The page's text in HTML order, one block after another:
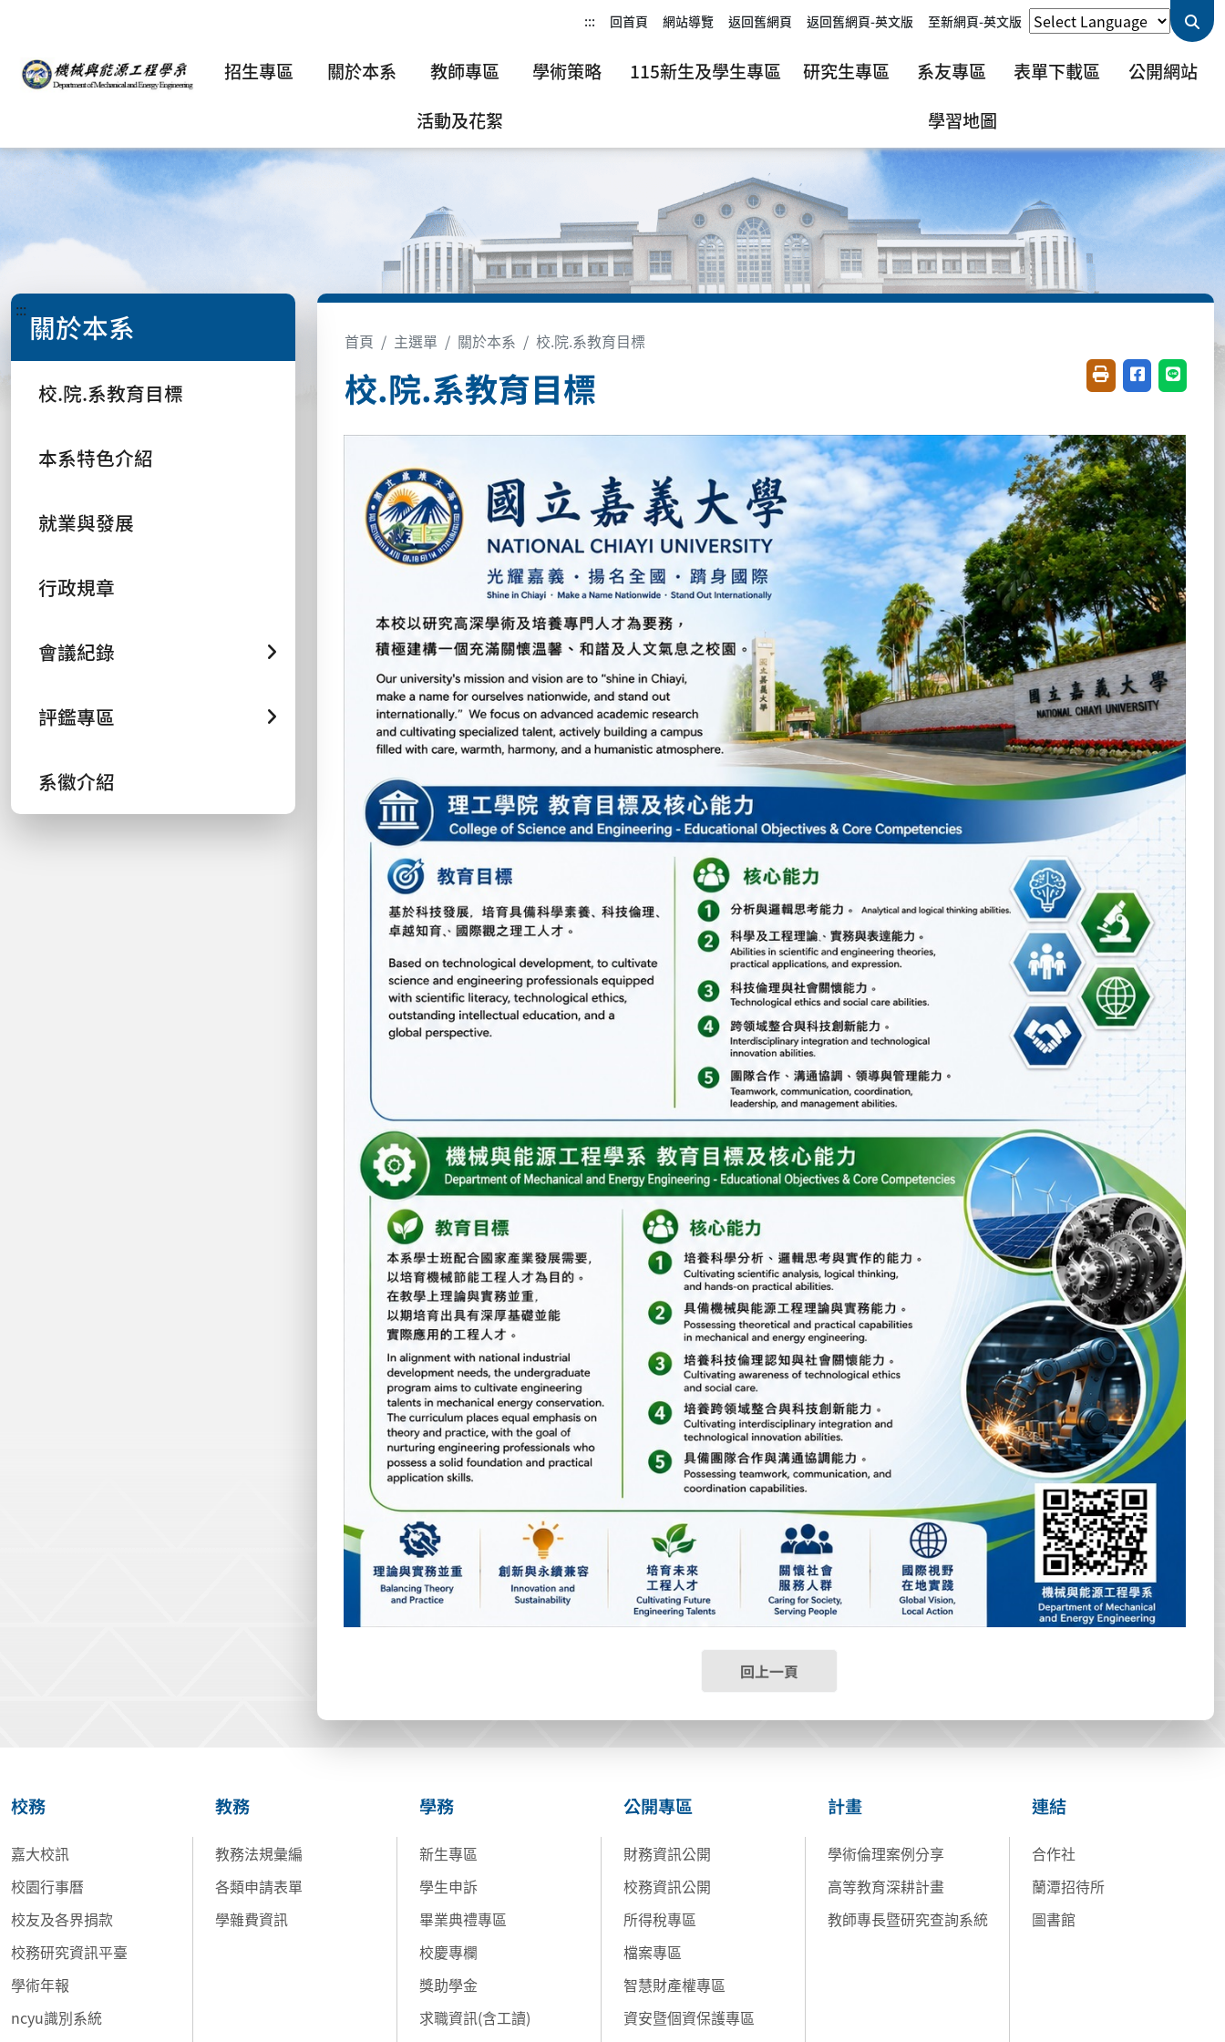
::: 回首頁 網站導覽 返回舊網頁 返回舊網頁-英文版 至新網頁-英文版
招生專區 關於本系 教師專區 學術策略 115新生及學生專區 研究生專區 系友專區 表單下載區
公開網站
活動及花絮
學習地圖
::: 關於本系
校.院.系教育目標
本系特色介紹
就業與發展
行政規章
會議紀錄
評鑑專區
系徽介紹
首頁 主選單 關於本系 校.院.系教育目標
校.院.系教育目標 友善列印(開新視窗)
分享至臉書(
分享至
回上一頁
校務
嘉大校訊
校園行事曆
校友及各界捐款
校務研究資訊平臺
學術年報
ncyu識別系統
教務
教務法規彙編
各類申請表單
學雜費資訊
學務
新生專區
學生申訴
畢業典禮專區
校慶專欄
獎助學金
求職資訊(含工讀)
公開專區
財務資訊公開
校務資訊公開
所得稅專區
檔案專區
智慧財產權專區
資安暨個資保護專區
計畫
學術倫理案例分享
高等教育深耕計畫
教師專長暨研究查詢系統
連結
合作社
蘭潭招待所
圖書館